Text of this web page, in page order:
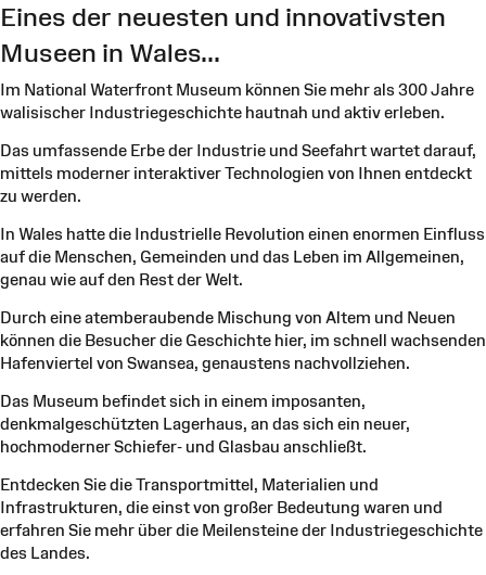
Eines der neuesten und innovativsten
Museen in Wales...
Im National Waterfront Museum können Sie mehr als 300 Jahre
walisischer Industriegeschichte hautnah und aktiv erleben.
Das umfassende Erbe der Industrie und Seefahrt wartet darauf,
mittels moderner interaktiver Technologien von Ihnen entdeckt
zu werden.
In Wales hatte die Industrielle Revolution einen enormen Einfluss
auf die Menschen, Gemeinden und das Leben im Allgemeinen,
genau wie auf den Rest der Welt.
Durch eine atemberaubende Mischung von Altem und Neuen
können die Besucher die Geschichte hier, im schnell wachsenden
Hafenviertel von Swansea, genaustens nachvollziehen.
Das Museum befindet sich in einem imposanten,
denkmalgeschützten Lagerhaus, an das sich ein neuer,
hochmoderner Schiefer- und Glasbau anschließt.
Entdecken Sie die Transportmittel, Materialien und
Infrastrukturen, die einst von großer Bedeutung waren und
erfahren Sie mehr über die Meilensteine der Industriegeschichte
des Landes.